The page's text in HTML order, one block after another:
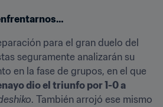
para el gran duelo del
seguramente analizarán su
dio el triunfo por 1-0 a
. También arrojó ese mismo